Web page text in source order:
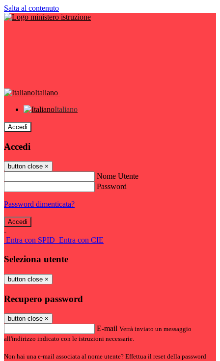
Salta al contenuto
Italiano
Italiano
Accedi
Accedi
button close ×
Nome Utente
Password
Password dimenticata?
-
Entra con SPID Entra con CIE
Seleziona utente
button close ×
Recupero password
button close ×
E-mail Verrà inviato un messaggio
all'indirizzo indicato con le istruzioni necessarie.
Non hai una e-mail associata al nome utente? Effettua il reset della password